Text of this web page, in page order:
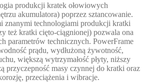
produkcji kratek ołowiowych
akumulatora) poprzez sztancowanie.
znanymi technologiami produkcji kratki
też kratki cięto-ciągnionej) pozwala ona
parametrów technicznych. PowerFrame
prądu, wydłużoną żywotność,
większą wytrzymałość płyty, niższy
przyczepność masy czynnej do kratki oraz
przeciążenia i wibracje.